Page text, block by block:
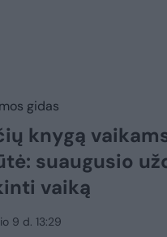
gidas
knygą
suaugusio
vaiką
9 d. 13:29